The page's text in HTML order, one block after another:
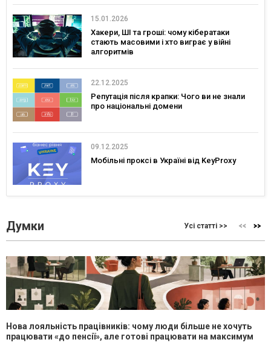
15.01.2026
Хакери, ШІ та гроші: чому кібератаки
стають масовими і хто виграє у війні
алгоритмів
22.12.2025
Репутація після крапки: Чого ви не знали
про національні домени
09.12.2025
Мобільні проксі в Україні від KeyProxy
Думки Усі статті >>
Нова лояльність працівників: чому люди більше не хочуть
працювати «до пенсії», але готові працювати на максимум